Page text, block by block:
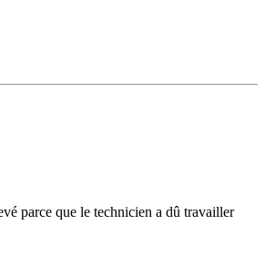
parce que le technicien a dû travailler